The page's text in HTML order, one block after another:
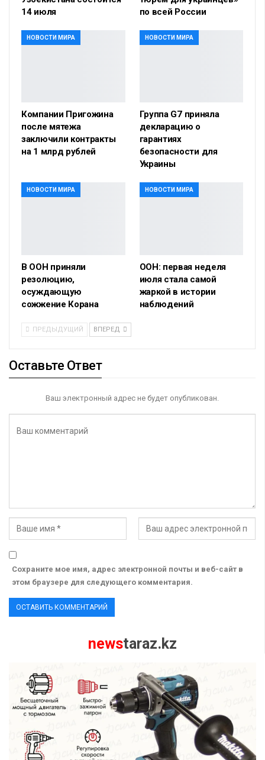
14 июля
по всей России
НОВОСТИ МИРА
Компании Пригожина
после мятежа
заключили контракты
на 1 млрд рублей
НОВОСТИ МИРА
Группа G7 приняла
декларацию о
гарантиях
безопасности для
Украины
НОВОСТИ МИРА
В ООН приняли
резолюцию,
осуждающую
сожжение Корана
НОВОСТИ МИРА
ООН: первая неделя
июля стала самой
жаркой в истории
наблюдений
ПРЕДЫДУЩИЙ ВПЕРЕД
Оставьте Ответ
Ваш электронный адрес не будет опубликован.
Сохраните мое имя, адрес электронной почты и веб-сайт в
этом браузере для следующего комментария.
newstaraz.kz